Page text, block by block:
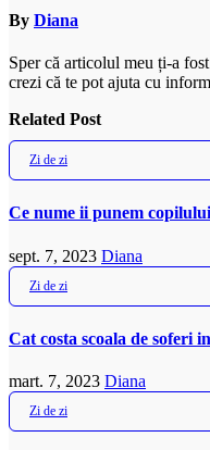
By Diana
Sper că articolul meu ți-a
crezi că te pot ajuta cu
Related Post
Zi de zi
Ce nume ii punem
sept. 7, 2023 Diana
Zi de zi
Cat costa scoala de soferi
mart. 7, 2023 Diana
Zi de zi